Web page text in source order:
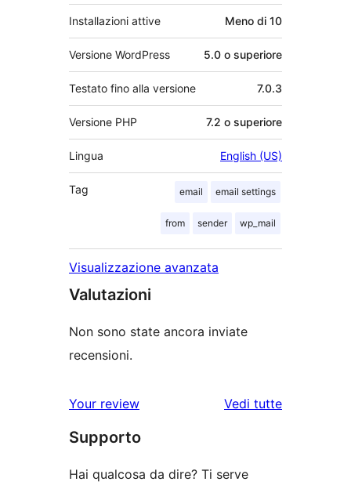
Installazioni attive Meno di 10
Versione WordPress 5.0 o superiore
Testato fino alla versione 7.0.3
Versione PHP 7.2 o superiore
Lingua English (US)
Tag email email settings
from sender wp_mail
Visualizzazione avanzata
Valutazioni
Non sono state ancora inviate
recensioni.
Your review Vedi tuttele
Supporto
Hai qualcosa da dire? Ti serve